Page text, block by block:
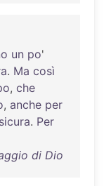
un po'
. Ma così
, che
, anche per
sicura. Per
di Dio